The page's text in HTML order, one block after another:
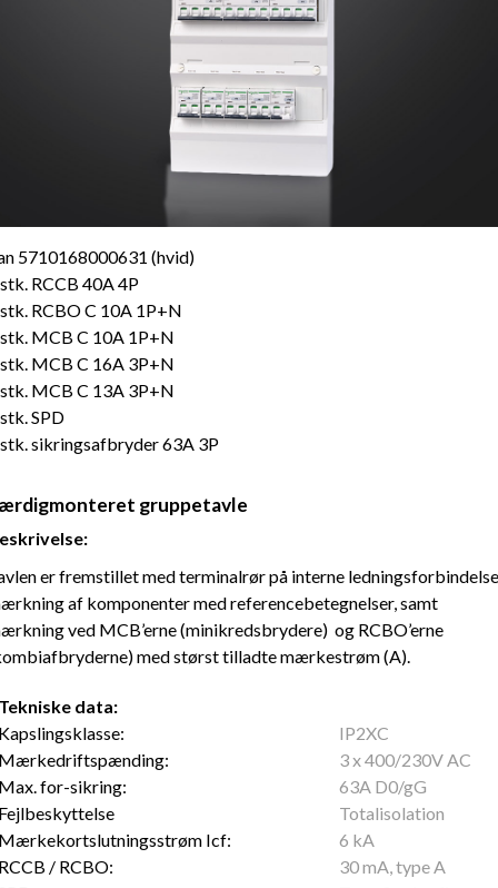
5710168000631 (hvid)
RCCB 40A 4P
RCBO C 10A 1P+N
MCB C 10A 1P+N
MCB C 16A 3P+N
MCB C 13A 3P+N
SPD
sikringsafbryder 63A 3P
gruppetavle
er fremstillet med terminalrør på interne
af komponenter med referencebetegnelser, samt
ved MCB’erne (minikredsbrydere) og RCBO’erne
med størst tilladte mærkestrøm (A).
data:
for-sikring:
Icf:
/ RCBO:
IP2XC
3 x 400/230V AC
63A D0/gG
Totalisolation
6 kA
30 mA, type A